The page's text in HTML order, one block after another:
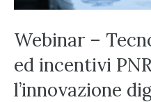
Webinar –
ed incentivi
l’innovazione